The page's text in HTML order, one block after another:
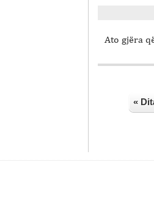
Ato gjëra
«